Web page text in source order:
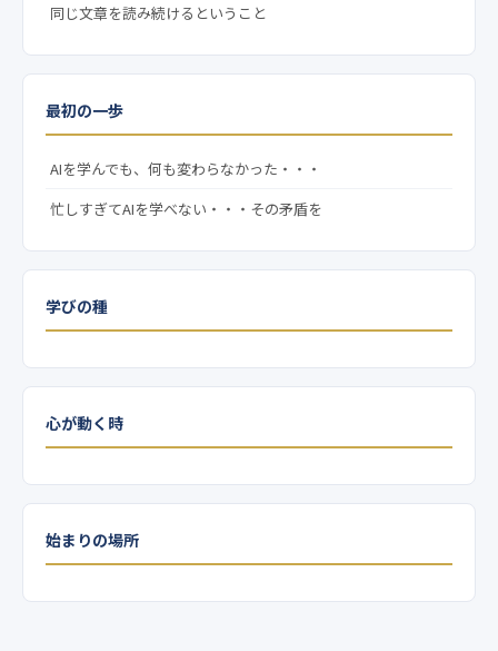
同じ文章を読み続けるということ
最初の一歩
AIを学んでも、何も変わらなかった・・・
忙しすぎてAIを学べない・・・その矛盾を
学びの種
心が動く時
始まりの場所